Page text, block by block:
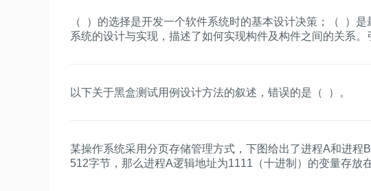
（ ）的选择是开发一个软件系统时的基本设计决策；（ ）
系统的设计与实现，描述了如何实现构件及构件之间的关系
以下关于黑盒测试用例设计方法的叙述，错误的是（ ）。
某操作系统采用分页存储管理方式，下图给出了进程A和进程
512字节，那么进程A逻辑地址为1111（十进制）的变量存放